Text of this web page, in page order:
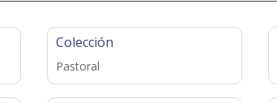
Colección
Pastoral